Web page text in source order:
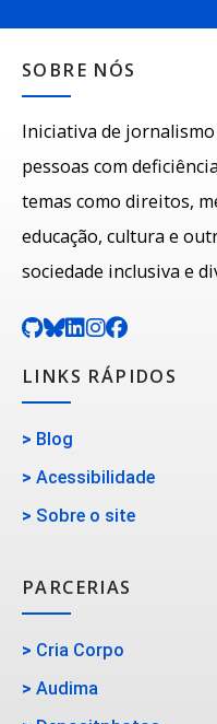
SOBRE NÓS
Iniciativa de
pessoas com
temas como direitos,
educação, cultura e
sociedade inclusiva e
LINKS RÁPIDOS
> Blog
> Acessibilidade
> Sobre o site
PARCERIAS
> Cria Corpo
> Audima